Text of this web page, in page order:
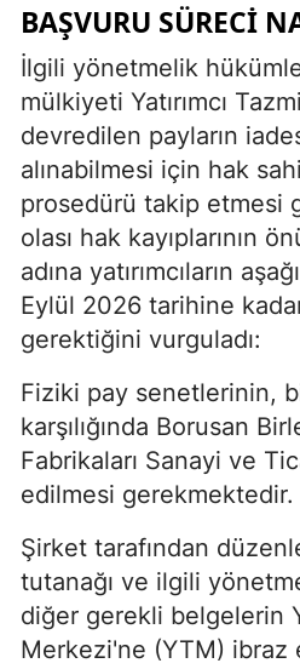
BAŞVURU SÜRECI
İlgili yönetmelik
mülkiyeti Yatırımcı
devredilen payların
alınabilmesi için hak
prosedürü takip etmesi
olası hak kayıplarının
adına yatırımcıların
Eylül 2026 tarihine
gerektiğini vurguladı:
Fiziki pay senetlerinin,
karşılığında Borusan
Fabrikaları Sanayi ve
edilmesi gerekmektedir.
Şirket tarafından
tutanağı ve ilgili
diğer gerekli belgelerin
Merkezi'ne (YTM) ibraz